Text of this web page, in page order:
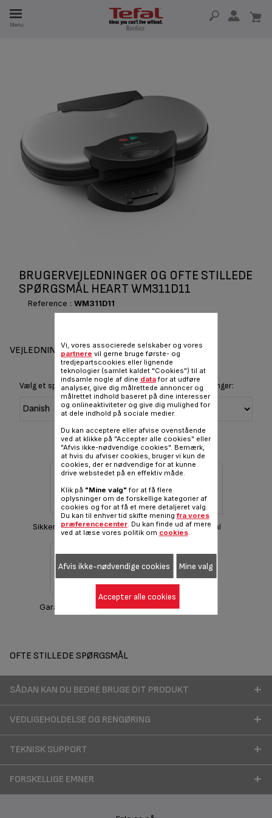
Menu
BRUGERVEJLEDNINGER OG OFTE STILLEDE
SPØRGSMÅL HEART WM311D11
Reference : WM311D11
VEJLEDNINGER OG GARANTI
Vælg et sprog for at vise instruktioner og brugervejledninger:
Sikkerhedsanvisninger Hent manual
Garantioplysninger
OFTE STILLEDE SPØRGSMÅL
SÅDAN KAN DU BEDRE BRUGE DIT PRODUKT
VEDLIGEHOLDELSE OG RENGØRING
TEKNISK SUPPORT
FORSKELLIGE EMNER
Vi, vores associerede selskaber og vores
partnere vil gerne bruge første- og
tredjepartscookies eller lignende
teknologier (samlet kaldet "Cookies") til at
indsamle nogle af dine datafor at udføre
analyser, give dig målrettede annoncer og
målrettet indhold baseret på dine interesser
og onlineaktiviteter og give dig mulighed for
at dele indhold på sociale medier.
Du kan acceptere eller afvise ovenstående
ved at klikke på "Accepter alle cookies" eller
"Afvis ikke-nødvendige cookies". Bemærk,
at hvis du afviser cookies, bruger vi kun de
cookies, der er nødvendige for at kunne
drive webstedet på en effektiv måde.
Klik på "Mine valg" for at få flere
oplysninger om de forskellige kategorier af
cookies og for at få et mere detaljeret valg.
Du kan til enhver tid skifte mening fra vores
præferencecenter. Du kan finde ud af mere
ved at læse vores politik om cookies.
Afvis ikke-nødvendige cookies Mine valg
Accepter alle cookies